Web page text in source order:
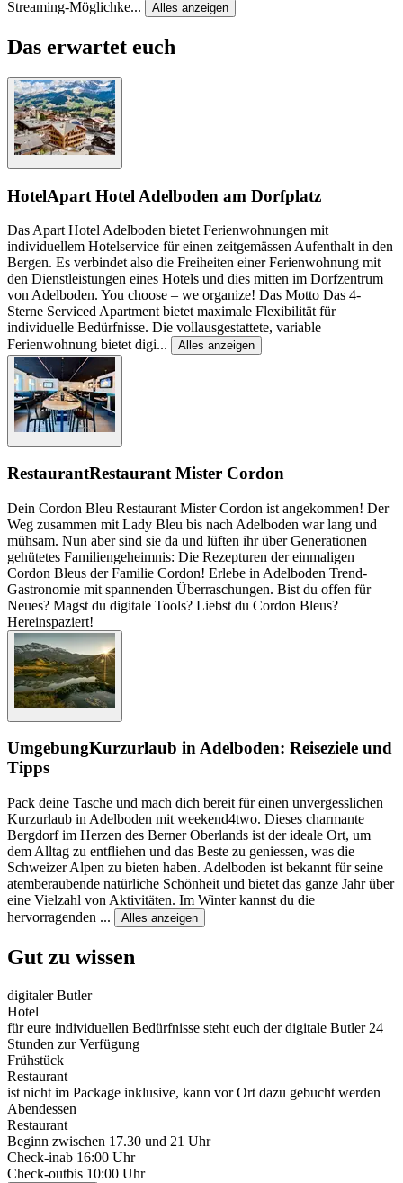
Streaming-Möglichke... Alles anzeigen
Das erwartet euch
HotelApart Hotel Adelboden am Dorfplatz
Das Apart Hotel Adelboden bietet Ferienwohnungen mit
individuellem Hotelservice für einen zeitgemässen Aufenthalt in den
Bergen. Es verbindet also die Freiheiten einer Ferienwohnung mit
den Dienstleistungen eines Hotels und dies mitten im Dorfzentrum
von Adelboden. You choose – we organize! Das Motto Das 4-
Sterne Serviced Apartment bietet maximale Flexibilität für
individuelle Bedürfnisse. Die vollausgestattete, variable
Ferienwohnung bietet digi... Alles anzeigen
RestaurantRestaurant Mister Cordon
Dein Cordon Bleu Restaurant Mister Cordon ist angekommen! Der
Weg zusammen mit Lady Bleu bis nach Adelboden war lang und
mühsam. Nun aber sind sie da und lüften ihr über Generationen
gehütetes Familiengeheimnis: Die Rezepturen der einmaligen
Cordon Bleus der Familie Cordon! Erlebe in Adelboden Trend-
Gastronomie mit spannenden Überraschungen. Bist du offen für
Neues? Magst du digitale Tools? Liebst du Cordon Bleus?
Hereinspaziert!
UmgebungKurzurlaub in Adelboden: Reiseziele und
Tipps
Pack deine Tasche und mach dich bereit für einen unvergesslichen
Kurzurlaub in Adelboden mit weekend4two. Dieses charmante
Bergdorf im Herzen des Berner Oberlands ist der ideale Ort, um
dem Alltag zu entfliehen und das Beste zu geniessen, was die
Schweizer Alpen zu bieten haben. Adelboden ist bekannt für seine
atemberaubende natürliche Schönheit und bietet das ganze Jahr über
eine Vielzahl von Aktivitäten. Im Winter kannst du die
hervorragenden ... Alles anzeigen
Gut zu wissen
digitaler Butler
Hotel
für eure individuellen Bedürfnisse steht euch der digitale Butler 24
Stunden zur Verfügung
Frühstück
Restaurant
ist nicht im Package inklusive, kann vor Ort dazu gebucht werden
Abendessen
Restaurant
Beginn zwischen 17.30 und 21 Uhr
Check-inab 16:00 Uhr
Check-outbis 10:00 Uhr